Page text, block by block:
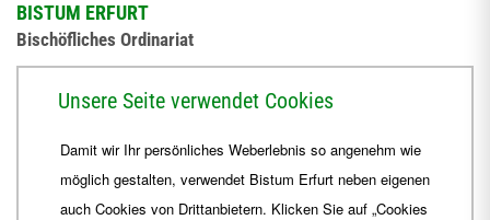
BISTUM ERFURT
Bischöfliches Ordinariat
+49 361 6572-444
ordinariat Bistum-Erfurt.de
Unsere Seite verwendet Cookies
Damit wir Ihr persönliches Weberlebnis so angenehm wie
möglich gestalten, verwendet Bistum Erfurt neben eigenen
auch Cookies von Drittanbietern. Klicken Sie auf „Cookies